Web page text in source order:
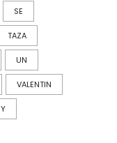
SE
TAZA
UN
VALENTIN
Y